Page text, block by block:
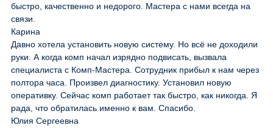
быстро, качественно и недорого. Мастера с нами всегда на
связи.
Карина
Давно хотела установить новую систему. Но всё не доходили
руки. А когда комп начал изрядно подвисать, вызвала
специалиста с Комп-Мастера. Сотрудник прибыл к нам через
полтора часа. Произвел диагностику. Установил новую
оперативку. Сейчас комп работает так быстро, как никогда. Я
рада, что обратилась именно к вам. Спасибо.
Юлия Сергеевна